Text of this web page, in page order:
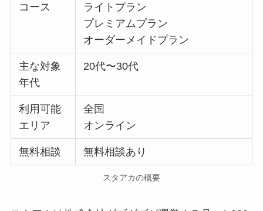
コース
ライトプラン
プレミアムプラン
オーダーメイドプラン
主な対象
年代
20代〜30代
利用可能
エリア
全国
オンライン
無料相談 無料相談あり
スタアカの概要